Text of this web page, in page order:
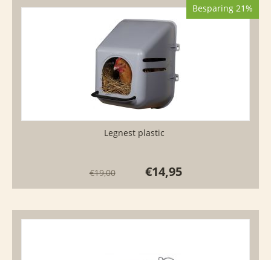
Besparing 21%
Legnest plastic
€19,00 €14,95